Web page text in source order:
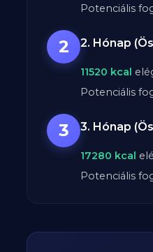
Potenciális
2 2. Hónap
11520 kcal
Potenciális
3 3. Hónap
17280 kcal
Potenciális